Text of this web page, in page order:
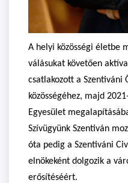
A helyi közösségi életbe
válásukat követően
csatlakozott a Szentiváni
közösségéhez, majd
Egyesület
Szívügyünk Szentiván
óta pedig a Szentiváni
elnökeként dolgozik a
erősítéséért.